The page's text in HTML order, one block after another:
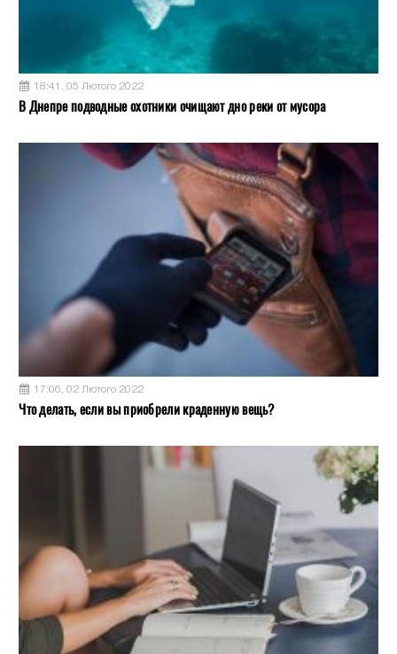
18:41, 05 Лютого 2022
В Днепре подводные охотники очищают дно реки от мусора
17:06, 02 Лютого 2022
Что делать, если вы приобрели краденную вещь?